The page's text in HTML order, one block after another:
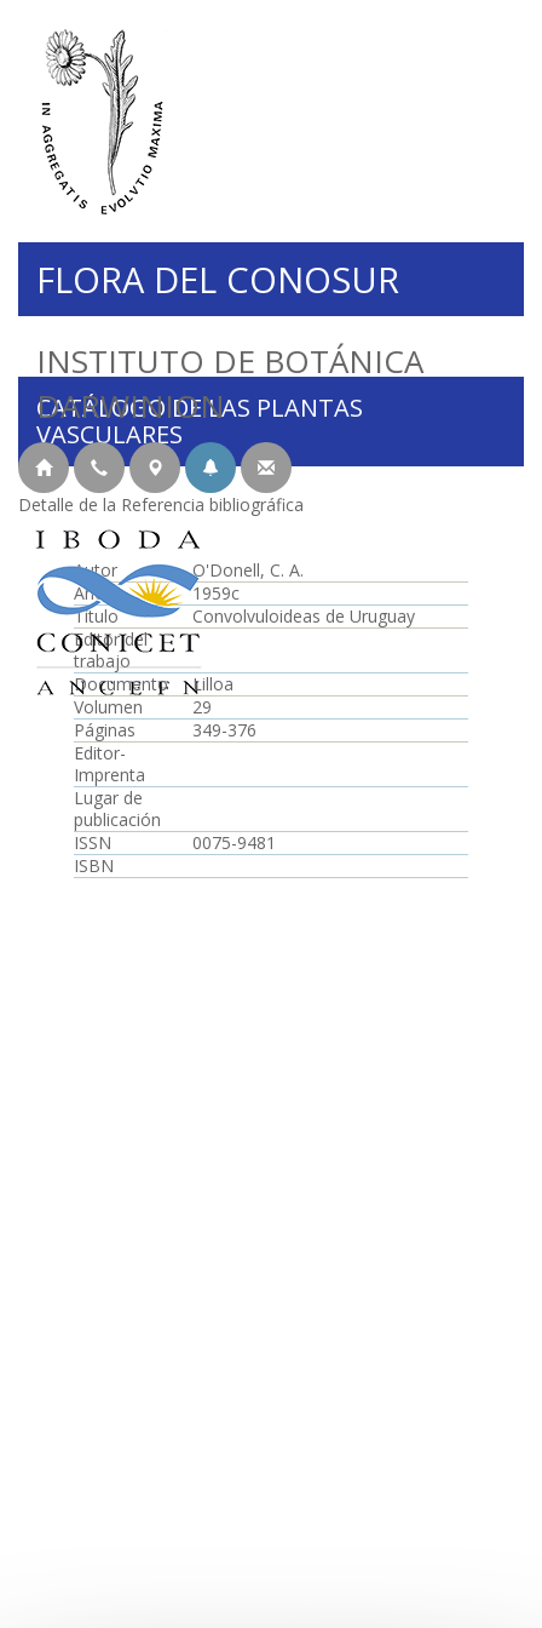
INSTITUTO DE BOTÁNICA
DARWINION
FLORA DEL CONOSUR
CATÁLOGO DE LAS PLANTAS
VASCULARES
Detalle de la Referencia bibliográfica
Autor
O'Donell, C. A.
Año
1959c
Título
Convolvuloideas de Uruguay
Editor del
trabajo
Documento
Lilloa
Volumen
29
Páginas
349-376
Editor-
Imprenta
Lugar de
publicación
ISSN
0075-9481
ISBN